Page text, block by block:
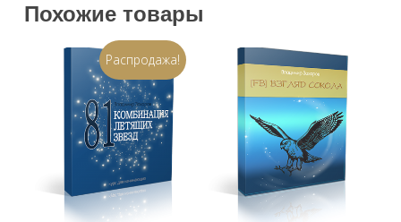
Похожие товары
Распродажа!